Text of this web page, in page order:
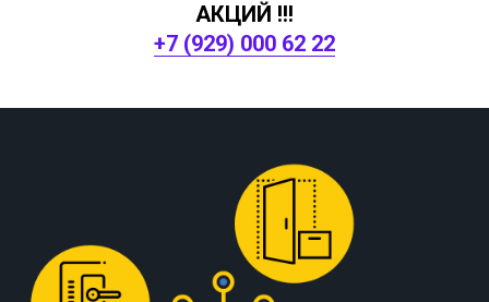
АКЦИЙ !!!
+7 (929) 000 62 22